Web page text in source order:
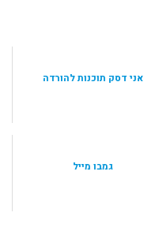
אני דסק תוכנות להורדה
גמבו מייל